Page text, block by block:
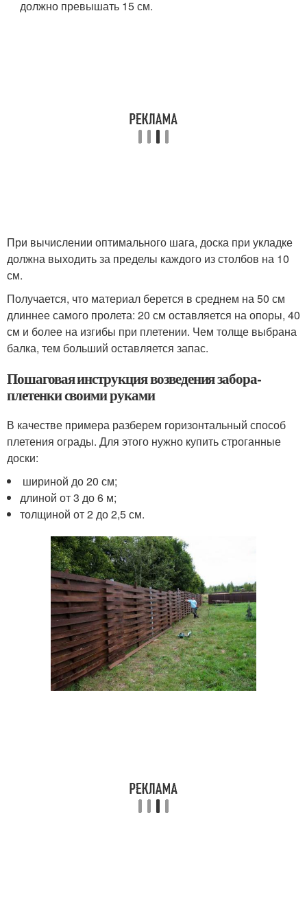
должно превышать 15 см.
При вычислении оптимального шага, доска при укладке
должна выходить за пределы каждого из столбов на 10
см.
Получается, что материал берется в среднем на 50 см
длиннее самого пролета: 20 см оставляется на опоры, 40
см и более на изгибы при плетении. Чем толще выбрана
балка, тем больший оставляется запас.
Пошаговая инструкция возведения забора-
плетенки своими руками
В качестве примера разберем горизонтальный способ
плетения ограды. Для этого нужно купить строганные
доски:
шириной до 20 см;
длиной от 3 до 6 м;
толщиной от 2 до 2,5 см.